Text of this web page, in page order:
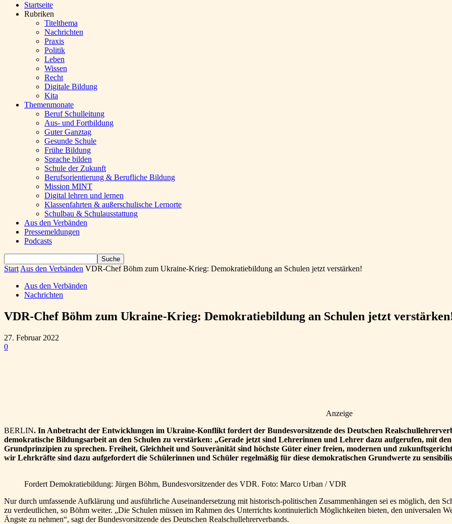
Startseite
Rubriken
Titelthema
Nachrichten
Praxis
Politik
Leben
Wissen
Recht
Digitale Bildung
Kita
Themenmonate
Beruf Schulleitung
Aus- und Fortbildung
Guter Ganztag
Gesunde Schule
Frühe Bildung
Sprache bilden
Schule der Zukunft
Berufsorientierung & Berufliche Bildung
Mission MINT
Digital lehren und lernen
Klassenfahrten & außerschulische Lernorte
Schulbau & Schulausstattung
Aus den Verbänden
Pressemeldungen
Podcasts
Start Aus den Verbänden VDR-Chef Böhm zum Ukraine-Krieg: Demokratiebildung an Schulen jetzt verstärken!
Aus den Verbänden
Nachrichten
VDR-Chef Böhm zum Ukraine-Krieg: Demokratiebildung an Schulen jetzt
27. Februar 2022
0
Anzeige
BERLIN. In Anbetracht der Entwicklungen im Ukraine-Konflikt fordert der Bundesvorsitzende des Deutschen
demokratische Bildungsarbeit an den Schulen zu verstärken: „Gerade jetzt sind Lehrerinnen und Lehrer dazu aufgerufen, mit
Grundprinzipien zu sprechen. Freiheit, Gleichheit und Souveränität sind höchste Güter einer freien, modernen und
wir Lehrkräfte sind dazu aufgefordert die Schülerinnen und Schüler regelmäßig für diese demokratischen Grundwerte zu
Fordert Demokratiebildung: Jürgen Böhm, Bundesvorsitzender des VDR. Foto: Marco Urban / VDR
Nur durch umfassende Aufklärung und ausführliche Auseinandersetzung mit historisch-politischen Zusammenhängen sei es möglich, den
zu verdeutlichen, so Böhm weiter. „Die Schulen müssen im Rahmen des Unterrichts kontinuierlich Möglichkeiten bieten, den universalen
Ängste zu nehmen“, sagt der Bundesvorsitzende des Deutschen Realschullehrerverbands.